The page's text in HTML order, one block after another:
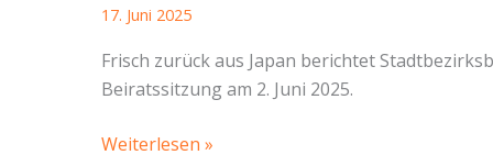
17. Juni 2025
Frisch zurück aus Japan berichtet
Beiratssitzung am 2. Juni 2025.
SBR
Weiterlesen »